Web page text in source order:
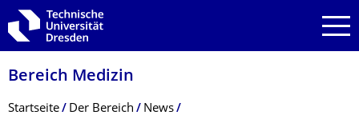
Zur Hauptnavigation springen
Zur Suche springen
Zum Inhalt springen
Bereich Medizin
Breadcrumb-Menü
Startseite Der Bereich
News